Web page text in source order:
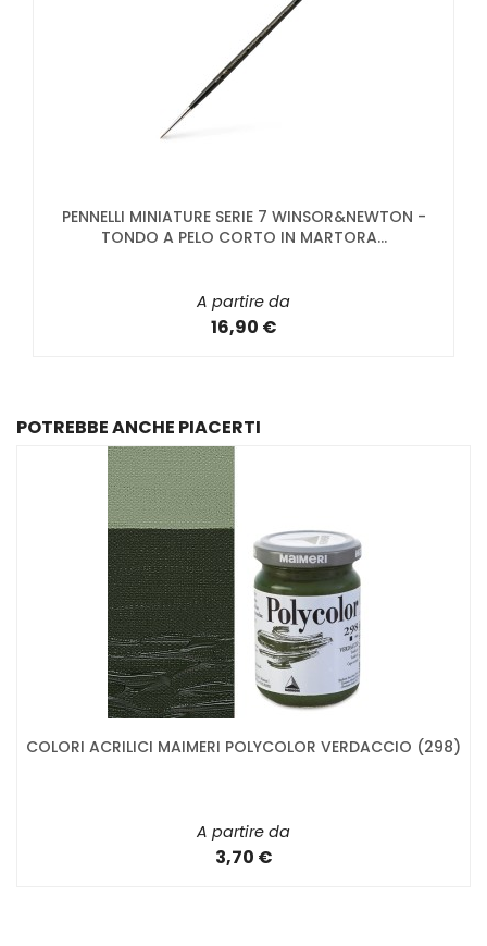
PENNELLI MINIATURE SERIE 7 WINSOR&NEWTON -
TONDO A PELO CORTO IN MARTORA...
A partire da
16,90 €
POTREBBE ANCHE PIACERTI
COLORI ACRILICI MAIMERI POLYCOLOR VERDACCIO (298)
A partire da
3,70 €